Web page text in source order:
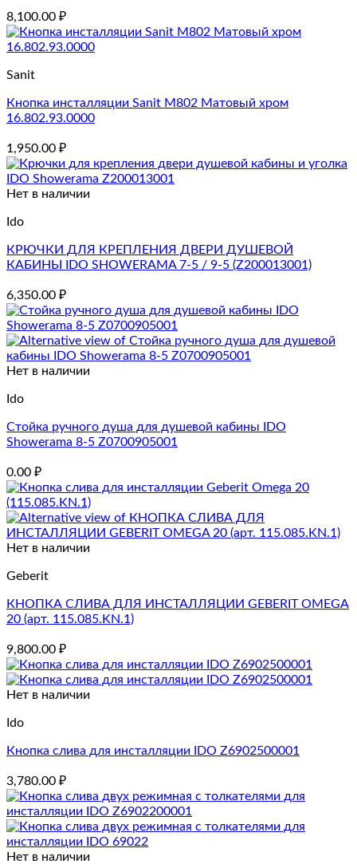
8,100.00 ₽
Sanit
Кнопка инсталляции Sanit M802 Матовый хром
16.802.93.0000
1,950.00 ₽
Нет в наличии
Ido
КРЮЧКИ ДЛЯ КРЕПЛЕНИЯ ДВЕРИ ДУШЕВОЙ
КАБИНЫ IDO SHOWERAMA 7-5 / 9-5 (Z200013001)
6,350.00 ₽
Нет в наличии
Ido
Стойка ручного душа для душевой кабины IDO
Showerama 8-5 Z0700905001
0.00 ₽
Нет в наличии
Geberit
КНОПКА СЛИВА ДЛЯ ИНСТАЛЛЯЦИИ GEBERIT OMEGA
20 (арт. 115.085.KN.1)
9,800.00 ₽
Нет в наличии
Ido
Кнопка слива для инсталляции IDO Z6902500001
3,780.00 ₽
Нет в наличии